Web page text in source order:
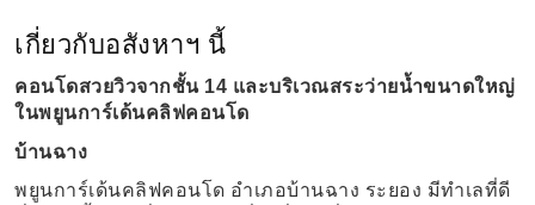
เกี่ยวกับอสังหาฯ นี้
คอนโดสวยวิวจากชั้น 14 และบริเวณสระว่ายน้ำขนาดใหญ่
ในพยูนการ์เด้นคลิฟคอนโด
บ้านฉาง
พยูนการ์เด้นคลิฟคอนโด อำเภอบ้านฉาง ระยอง มีทำเลที่ดี